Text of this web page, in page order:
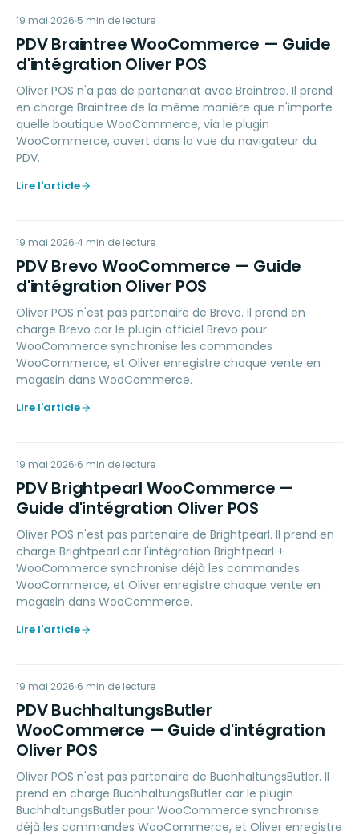
PB
PAYMENTS
19 mai 2026 5 min de lecture
PDV Braintree WooCommerce — Guide
d'intégration Oliver POS
Oliver POS n'a pas de partenariat avec Braintree. Il prend
en charge Braintree de la même manière que n'importe
quelle boutique WooCommerce, via le plugin
WooCommerce, ouvert dans la vue du navigateur du
PDV.
Lire l'article
PB
MARKETING
19 mai 2026 4 min de lecture
PDV Brevo WooCommerce — Guide
d'intégration Oliver POS
Oliver POS n'est pas partenaire de Brevo. Il prend en
charge Brevo car le plugin officiel Brevo pour
WooCommerce synchronise les commandes
WooCommerce, et Oliver enregistre chaque vente en
magasin dans WooCommerce.
Lire l'article
PB
ACCOUNTING
19 mai 2026 6 min de lecture
PDV Brightpearl WooCommerce —
Guide d'intégration Oliver POS
Oliver POS n'est pas partenaire de Brightpearl. Il prend en
charge Brightpearl car l'intégration Brightpearl +
WooCommerce synchronise déjà les commandes
WooCommerce, et Oliver enregistre chaque vente en
magasin dans WooCommerce.
Lire l'article
PB
ACCOUNTING
19 mai 2026 6 min de lecture
PDV BuchhaltungsButler
WooCommerce — Guide d'intégration
Oliver POS
Oliver POS n'est pas partenaire de BuchhaltungsButler. Il
prend en charge BuchhaltungsButler car le plugin
BuchhaltungsButler pour WooCommerce synchronise
déjà les commandes WooCommerce, et Oliver enregistre